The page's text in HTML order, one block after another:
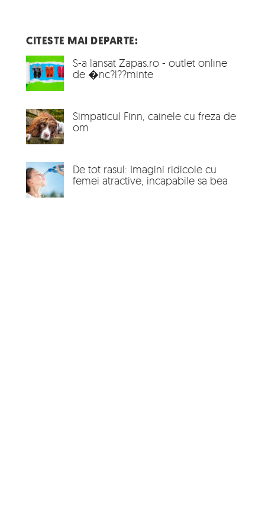
CITESTE MAI DEPARTE:
S-a lansat Zapas.ro - outlet online
de �nc?l??minte
Simpaticul Finn, cainele cu freza de
om
De tot rasul: Imagini ridicole cu
femei atractive, incapabile sa bea